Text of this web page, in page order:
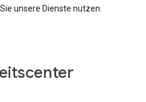
unsere Dienste nutzen.